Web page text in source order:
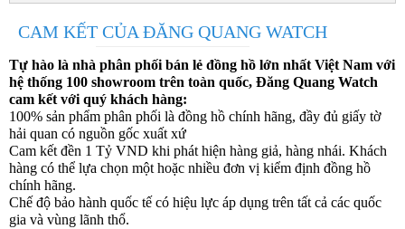
CAM KẾT CỦA ĐĂNG QUANG WATCH
Tự hào là nhà phân phối bán lẻ đồng hồ lớn nhất Việt Nam với
hệ thống 100 showroom trên toàn quốc, Đăng Quang Watch
cam kết với quý khách hàng:
100% sản phẩm phân phối là đồng hồ chính hãng, đầy đủ giấy tờ
hải quan có nguồn gốc xuất xứ
Cam kết đền 1 Tỷ VND khi phát hiện hàng giả, hàng nhái. Khách
hàng có thể lựa chọn một hoặc nhiều đơn vị kiểm định đồng hồ
chính hãng.
Chế độ bảo hành quốc tế có hiệu lực áp dụng trên tất cả các quốc
gia và vùng lãnh thổ.